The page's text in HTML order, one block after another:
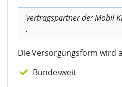
Vertragspartner der Mobil
.
Die Versorgungsform wird
Bundesweit